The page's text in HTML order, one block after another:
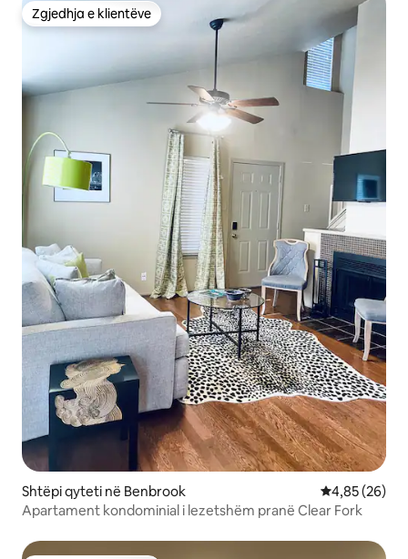
Zgjedhja e klientëve
Zgjedhja e klientëve
Shtëpi qyteti në Benbrook Vlerësimi
4,85 (26)
Apartament kondominial i lezetshëm pranë Clear Fork